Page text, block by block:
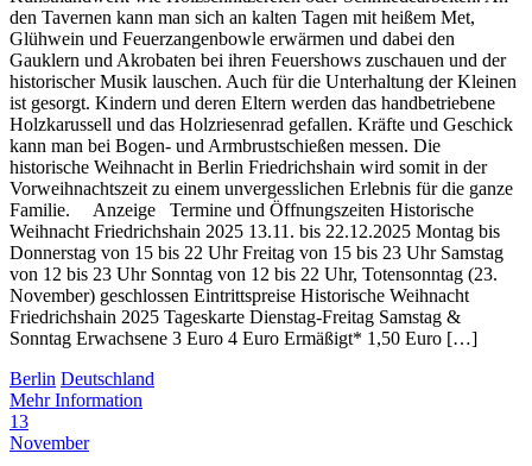
den Tavernen kann man sich an kalten Tagen mit heißem Met,
Glühwein und Feuerzangenbowle erwärmen und dabei den
Gauklern und Akrobaten bei ihren Feuershows zuschauen und der
historischer Musik lauschen. Auch für die Unterhaltung der Kleinen
ist gesorgt. Kindern und deren Eltern werden das handbetriebene
Holzkarussell und das Holzriesenrad gefallen. Kräfte und Geschick
kann man bei Bogen- und Armbrustschießen messen. Die
historische Weihnacht in Berlin Friedrichshain wird somit in der
Vorweihnachtszeit zu einem unvergesslichen Erlebnis für die ganze
Familie. Anzeige Termine und Öffnungszeiten Historische
Weihnacht Friedrichshain 2025 13.11. bis 22.12.2025 Montag bis
Donnerstag von 15 bis 22 Uhr Freitag von 15 bis 23 Uhr Samstag
von 12 bis 23 Uhr Sonntag von 12 bis 22 Uhr, Totensonntag (23.
November) geschlossen Eintrittspreise Historische Weihnacht
Friedrichshain 2025 Tageskarte Dienstag-Freitag Samstag &
Sonntag Erwachsene 3 Euro 4 Euro Ermäßigt* 1,50 Euro […]
Berlin Deutschland
Mehr Information
13
November